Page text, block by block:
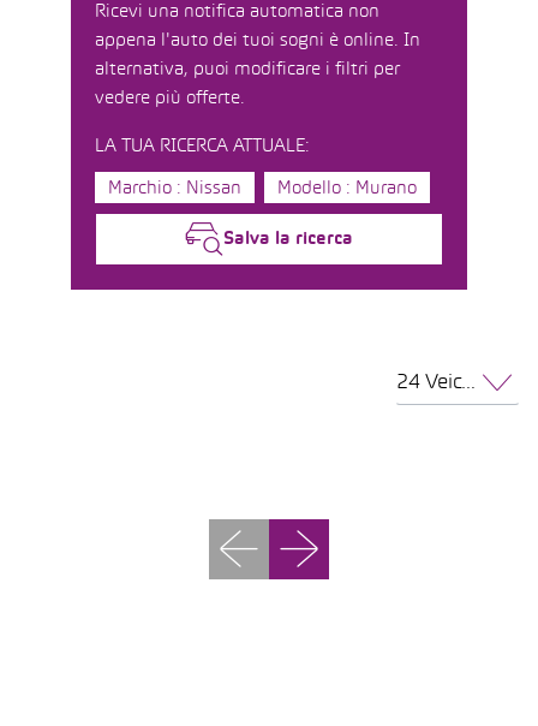
Ricevi una notifica automatica non
appena l'auto dei tuoi sogni è online. In
alternativa, puoi modificare i filtri per
vedere più offerte.
LA TUA RICERCA ATTUALE:
Marchio : Nissan Modello : Murano
Salva la ricerca
24 Veicoli per pagina